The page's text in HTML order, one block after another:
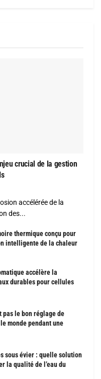
crucial de la gestion
accélérée de la
des...
thermique conçu pour
intelligente de la chaleur
accélère la
durables pour cellules
pas le bon réglage de
monde pendant une
sous évier : quelle solution
la qualité de l’eau du